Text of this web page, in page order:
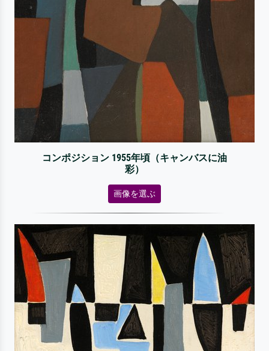
コンポジション 1955年頃（キャンバスに油
彩）
画像を選ぶ